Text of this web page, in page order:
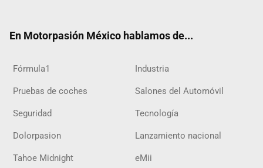
En Motorpasión México hablamos de...
Fórmula1 Industria
Pruebas de coches Salones del Automóvil
Seguridad Tecnología
Dolorpasion Lanzamiento nacional
Tahoe Midnight eMii